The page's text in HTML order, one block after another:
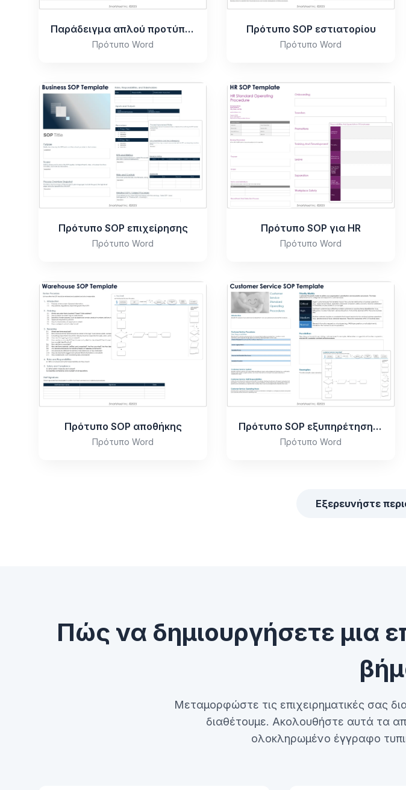
Παράδειγμα απλού προτύπου SOP
Πρότυπο Word
Πρότυπο SOP εστιατορίου
Πρότυπο Word
Πρότυπο SOP επιχείρησης
Πρότυπο Word
Πρότυπο SOP για HR
Πρότυπο Word
Πρότυπο SOP αποθήκης
Πρότυπο Word
Πρότυπο SOP εξυπηρέτησης πελατών
Πρότυπο Word
Εξερευνήστε
Πώς να δημιουργήσετε μια
Μεταμορφώστε τις επιχειρηματικές σας
διαθέτουμε. Ακολουθήστε αυτά τα
ολοκληρωμένο έγγραφο